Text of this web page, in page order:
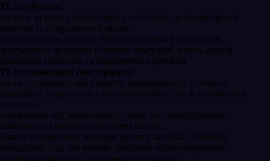
Ті, хто булять:
частіше за інших потрапляють у ситуації, де проявляється
насилля та порушуються закони;
частіше беруть участь у бійках, причетні у вандалізмі,
залучаються до ранніх статевих стосунків, мають досвід
вживання алкоголю та наркотичних речовин.
Ті, хто вимушені спостерігати:
часто страждають від відчуття безпорадності, етичного
конфлікту: втрутитись у ситуацію булінгу чи ж залишитись
осторонь;
потерпають від депресивних станів чи перезбудження,
намагаються менше відвідувати школу.
Навіть поодинокий випадок булінгу залишає глибокий
емоційний слід, що робить проблему найпоширенішою
причиною звернень до дитячого психолога.